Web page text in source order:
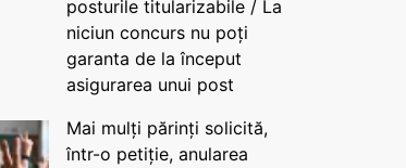
posturile titularizabile / La
niciun concurs nu poți
garanta de la început
asigurarea unui post
Mai mulți părinți solicită,
într-o petiție, anularea